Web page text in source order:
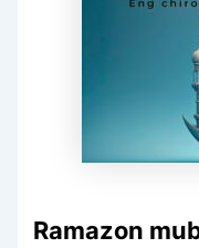
Ramazon